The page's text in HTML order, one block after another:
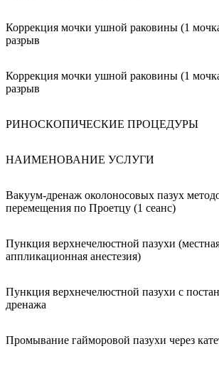
Коррекция мочки ушной раковины (1
разрыв
Коррекция мочки ушной раковины (1
разрыв
РИНОСКОПИЧЕСКИЕ ПРОЦЕДУРЫ
НАИМЕНОВАНИЕ УСЛУГИ
Вакуум-дренаж околоносовых пазух
перемещения по Проетцу (1 сеанс)
Пункция верхнечелюстной пазухи
аппликационная анестезия)
Пункция верхнечелюстной пазухи с
дренажа
Промывание гайморовой пазухи через